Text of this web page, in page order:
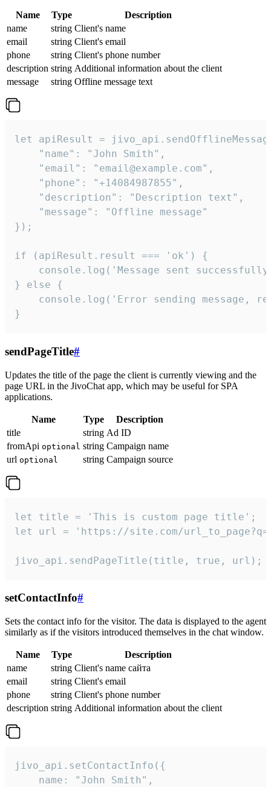
Name Type
Description
name
string Client's name
email
string Client's email
phone
string Client's phone number
description string Additional information about the client
message
string Offline message text
let apiResult =
    "name": "John Smith",
    "email": "email@example.com",
    "phone": "+14084987855",
    "description": "Description text",
    "message": "Offline message"
});
if (apiResult.result === 'ok') {
console.log('Message sent
} else {
console.log('Error sending message,
}
sendPageTitle#
Updates the title of the page the client is currently viewing and the
page URL in the JivoChat app, which may be useful for SPA
applications.
Name Type
Description
title
string Ad ID
fromApi optional string Campaign name
url optional string Campaign source
let title = 'This is custom page title';
let url = 'https://site.com/
jivo_api.sendPageTitle(title, true, url);
setContactInfo#
Sets the contact info for the visitor. The data is displayed to the agent
similarly as if the visitors introduced themselves in the chat window.
Name Type
Description
name
string Client's name сайта
email
string Client's email
phone
string Client's phone number
description string Additional information about the client
jivo_api.setContactInfo({
    name: "John Smith",